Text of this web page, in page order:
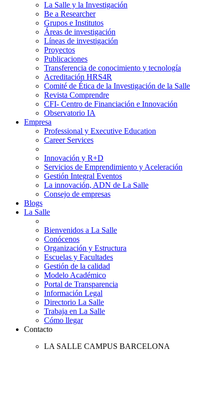
La Salle y la Investigación
Be a Researcher
Grupos e Institutos
Áreas de investigación
Líneas de investigación
Proyectos
Publicaciones
Transferencia de conocimiento y tecnología
Acreditación HRS4R
Comité de Ética de la Investigación de la Salle
Revista Comprendre
CFI- Centro de Financiación e Innovación
Observatorio IA
Empresa
Professional y Executive Education
Career Services
Innovación y R+D
Servicios de Emprendimiento y Aceleración
Gestión Integral Eventos
La innovación, ADN de La Salle
Consejo de empresas
Blogs
La Salle
Bienvenidos a La Salle
Conócenos
Organización y Estructura
Escuelas y Facultades
Gestión de la calidad
Modelo Académico
Portal de Transparencia
Información Legal
Directorio La Salle
Trabaja en La Salle
Cómo llegar
Contacto
LA SALLE CAMPUS BARCELONA